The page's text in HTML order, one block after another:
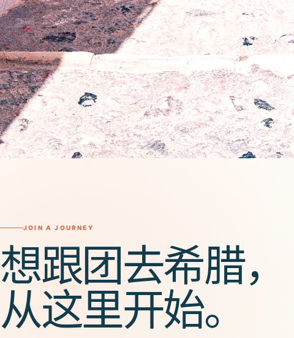
向爱琴海，慢
从雅典古迹到爱琴海岛屿，先选旅行主题，再确认月份、团期与价格。
JOIN A JOURNEY
想跟团去希腊，
从这里开始。